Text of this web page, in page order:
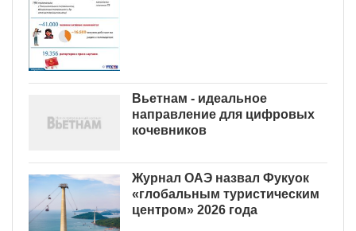
Вьетнам - идеальное
направление для цифровых
кочевников
Журнал ОАЭ назвал Фукуок
«глобальным туристическим
центром» 2026 года